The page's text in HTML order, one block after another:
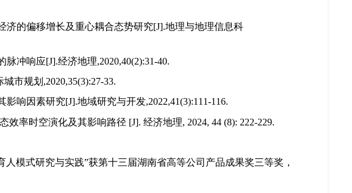
的偏移增长及重心耦合态势研究[J].地理与地理信息科
冲响应[J].经济地理,2020,40(2):31-40.
市规划,2020,35(3):27-33.
响因素研究[J].地域研究与开发,2022,41(3):111-116.
率时空演化及其影响路径 [J]. 经济地理, 2024, 44 (8): 222-229.
模式研究与实践”获第十三届湖南省高等公司产品成果奖三等奖，